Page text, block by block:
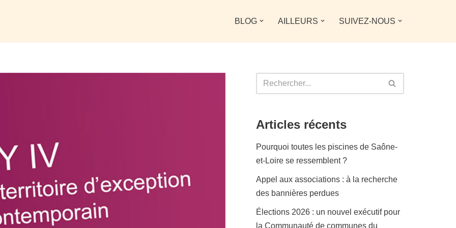
BLOG AILLEURS SUIVEZ-NOUS
Articles récents
Pourquoi toutes les piscines de Saône-
et-Loire se ressemblent ?
Appel aux associations : à la recherche
des bannières perdues
Élections 2026 : un nouvel exécutif pour
la Communauté de communes du